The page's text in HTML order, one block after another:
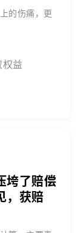
的伤痛，更
益
垮了赔偿
，获赔